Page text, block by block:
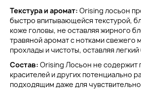
Текстура и аромат: Orising лосьон
быстро впитывающейся текстурой,
коже головы, не оставляя жирного
травяной аромат с нотками
прохлады и чистоты, оставляя
Состав: Orising Лосьон не содержит
красителей и других потенциально
подходящим даже для